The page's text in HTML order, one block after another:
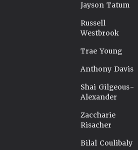
Jayson Tatum
Russell
Westbrook
Trae Young
Anthony Davis
Shai Gilgeous-
Alexander
Zaccharie
Risacher
Bilal Coulibaly